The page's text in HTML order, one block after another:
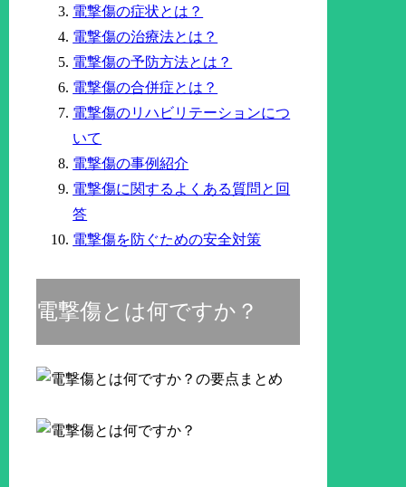
電撃傷の症状とは？
電撃傷の治療法とは？
電撃傷の予防方法とは？
電撃傷の合併症とは？
電撃傷のリハビリテーションにつ
いて
電撃傷の事例紹介
電撃傷に関するよくある質問と回
答
電撃傷を防ぐための安全対策
電撃傷とは何ですか？